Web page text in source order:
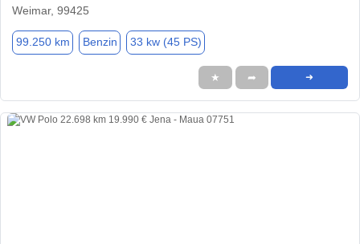
Weimar, 99425
99.250 km Benzin 33 kw (45 PS)
★ ➦ ➜